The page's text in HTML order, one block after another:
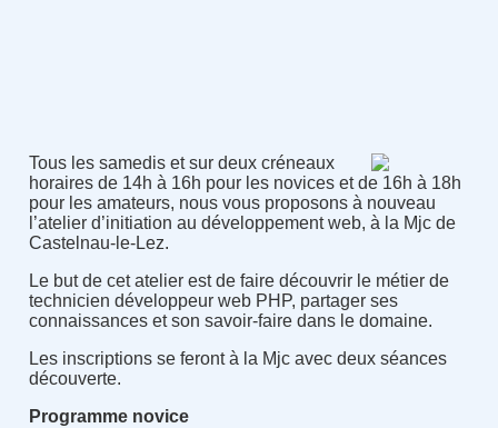
Tous les samedis et sur deux créneaux
horaires de 14h à 16h pour les novices et de 16h à 18h
pour les amateurs, nous vous proposons à nouveau
l’atelier d’initiation au développement web, à la Mjc de
Castelnau-le-Lez.
Le but de cet atelier est de faire découvrir le métier de
technicien développeur web PHP, partager ses
connaissances et son savoir-faire dans le domaine.
Les inscriptions se feront à la Mjc avec deux séances
découverte.
Programme novice